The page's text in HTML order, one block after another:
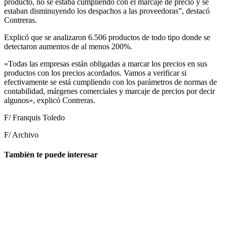
estaban disminuyendo los despachos a las proveedoras”, destacó
Contreras.
Explicó que se analizaron 6.506 productos de todo tipo donde se
detectaron aumentos de al menos 200%.
«Todas las empresas están obligadas a marcar los precios en sus
productos con los precios acordados. Vamos a verificar si
efectivamente se está cumpliendo con los parámetros de normas de
contabilidad, márgenes comerciales y marcaje de precios por decir
algunos», explicó Contreras.
F/ Franquis Toledo
F/ Archivo
También te puede interesar